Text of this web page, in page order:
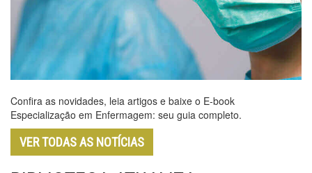
Confira as novidades, leia artigos e baixe o E-book
Especialização em Enfermagem: seu guia completo.
VER TODAS AS NOTÍCIAS